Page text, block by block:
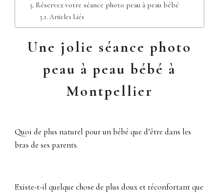
Réservez votre séance photo peau à peau bébé
Articles Liés
Une jolie séance photo
peau à peau bébé à
Montpellier
Quoi de plus naturel pour un bébé que d’être dans les
bras de ses parents.
Existe-t-il quelque chose de plus doux et réconfortant que